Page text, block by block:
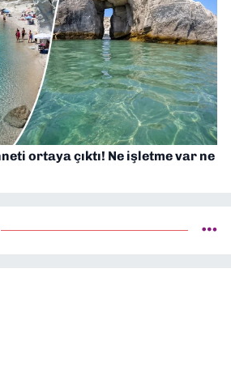
ortaya çıktı! Ne işletme var ne